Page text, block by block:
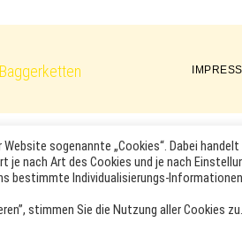
PRODUKTNAMEN SOWIE
HERSTELLER SEIN. VERWENDETE
Website sogenannte „Cookies“. Dabei
je nach Art des Cookies und je nach
bestimmte Individualisierungs-
stimmen Sie die Nutzung aller Cookies zu.